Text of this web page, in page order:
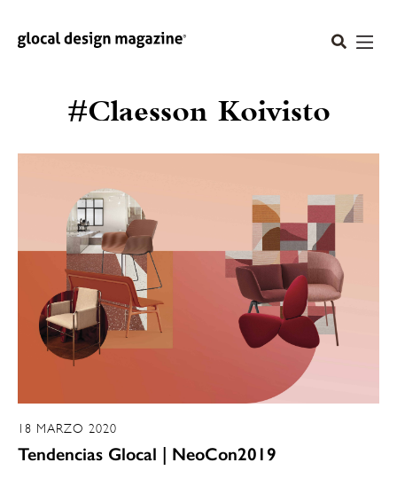
#Claesson Koivisto
18 MARZO 2020
Tendencias Glocal | NeoCon2019